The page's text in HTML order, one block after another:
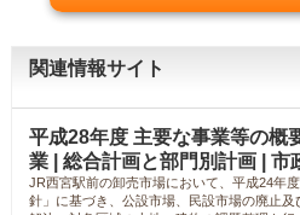
関連情報サイト
平成28年度 主要な事業等の概
業 | 総合計画と部門別計画 |
JR西宮駅前の卸売市場において、平成24年
針」に基づき、公設市場、民設市場の廃止